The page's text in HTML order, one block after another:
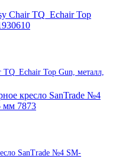
Top Gun, металл,
SanTrade №4 SM-